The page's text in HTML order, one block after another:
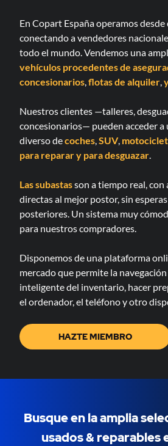
En Copart España operamos
conectando a vendedores
todo el mundo. Vendemos una
vehículos procedentes de
concesionarios flotas de alquiler
Nuestros clientes —talleres,
concesionarios— pueden acceder
diverso decoches SUV,
para reparary para desguazar
Las subastasson a tiempo real,
directas al mejor postor, sin
posteriores. Un sistema muy
para nuestros compradores.
Disponemos de una plataforma
mercado que permite la
inteligente del inventario, hacer
el ordenador, el teléfono y otro
HAZTE MIEMBRO
Busque en la amplia
usados & ​​reparables